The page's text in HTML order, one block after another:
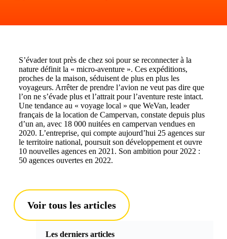
S’évader tout près de chez soi pour se reconnecter à la
nature définit la « micro-aventure ». Ces expéditions,
proches de la maison, séduisent de plus en plus les
voyageurs. Arrêter de prendre l’avion ne veut pas dire que
l’on ne s’évade plus et l’attrait pour l’aventure reste intact.
Une tendance au « voyage local » que WeVan, leader
français de la location de Campervan, constate depuis plus
d’un an, avec 18 000 nuitées en campervan vendues en
2020. L’entreprise, qui compte aujourd’hui 25 agences sur
le territoire national, poursuit son développement et ouvre
10 nouvelles agences en 2021. Son ambition pour 2022 :
50 agences ouvertes en 2022.
Voir tous les articles
Les derniers articles